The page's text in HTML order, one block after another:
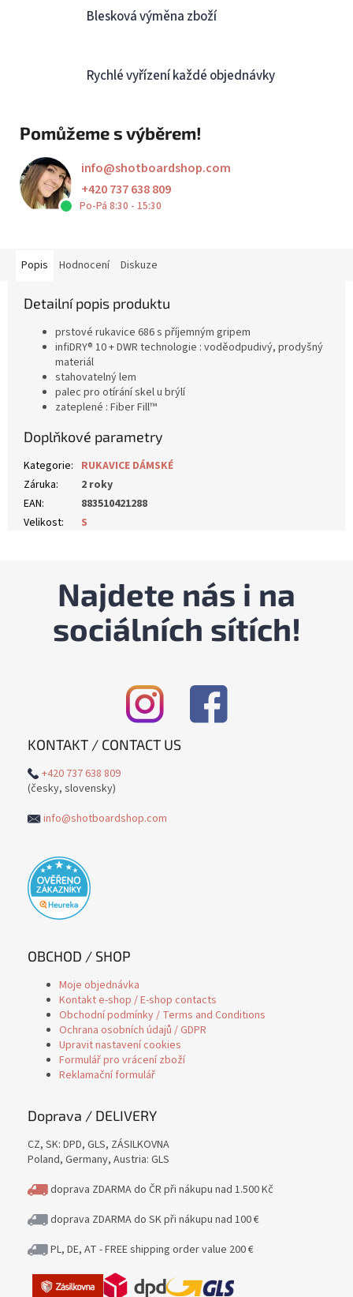
Blesková výměna zboží
Rychlé vyřízení každé objednávky
Pomůžeme s výběrem!
info@shotboardshop.com
+420 737 638 809
Po-Pá 8:30 - 15:30
Popis Hodnocení Diskuze
Detailní popis produktu
prstové rukavice 686 s příjemným gripem
infiDRY® 10 + DWR technologie : voděodpudivý, prodyšný
materiál
stahovatelný lem
palec pro otírání skel u brýlí
zateplené : Fiber Fill™
Doplňkové parametry
Kategorie: RUKAVICE DÁMSKÉ
Záruka:
2 roky
EAN:
883510421288
Velikost: S
Najdete nás i na
sociálních sítích!
KONTAKT / CONTACT US
+420 737 638 809
(česky, slovensky)
info@shotboardshop.com
OBCHOD / SHOP
Moje objednávka
Kontakt e-shop / E-shop contacts
Obchodní podmínky / Terms and Conditions
Ochrana osobních údajů / GDPR
Upravit nastavení cookies
Formulář pro vrácení zboží
Reklamační formulář
Doprava / DELIVERY
CZ, SK: DPD, GLS, ZÁSILKOVNA
Poland, Germany, Austria: GLS
doprava ZDARMA do ČR při nákupu nad 1.500 Kč
doprava ZDARMA do SK při nákupu nad 100 €
PL, DE, AT - FREE shipping order value 200 €